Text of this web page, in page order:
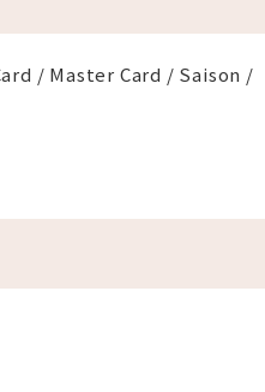
/ Master Card / Saison /